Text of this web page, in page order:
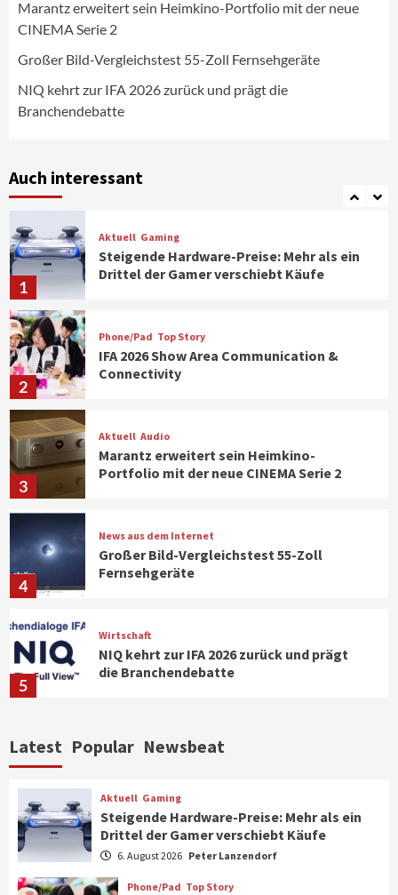
Marantz erweitert sein Heimkino-Portfolio mit der neue
CINEMA Serie 2
Großer Bild-Vergleichstest 55-Zoll Fernsehgeräte
NIQ kehrt zur IFA 2026 zurück und prägt die
Branchendebatte
Auch interessant
6
Aktuell
CHERRY baut Vertriebsteam in
7
Klimageräte und Ventilatoren
1
Aktuell Gaming
Steigende Hardware-Preise: Mehr als ein
Drittel der Gamer verschiebt Käufe
2
Phone/Pad Top Story
IFA 2026 Show Area Communication &
Connectivity
3
Aktuell Audio
Marantz erweitert sein Heimkino-
Portfolio mit der neue CINEMA Serie 2
4
News aus dem Internet
Großer Bild-Vergleichstest 55-Zoll
Fernsehgeräte
5
Wirtschaft
NIQ kehrt zur IFA 2026 zurück und prägt
die Branchendebatte
6
CHERRY baut Vertriebsteam in
7
Smart Living Top Story
Verbraucher setzen immer mehr auf
Latest Popular Newsbeat
Aktuell Gaming
Steigende Hardware-Preise: Mehr als ein
Drittel der Gamer verschiebt Käufe
6. August 2026 Peter Lanzendorf
Phone/Pad Top Story